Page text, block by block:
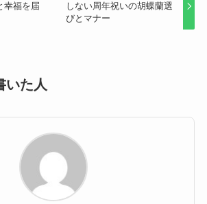
幸福を届
しない周年祝いの胡蝶蘭選
びとマナー
いた人